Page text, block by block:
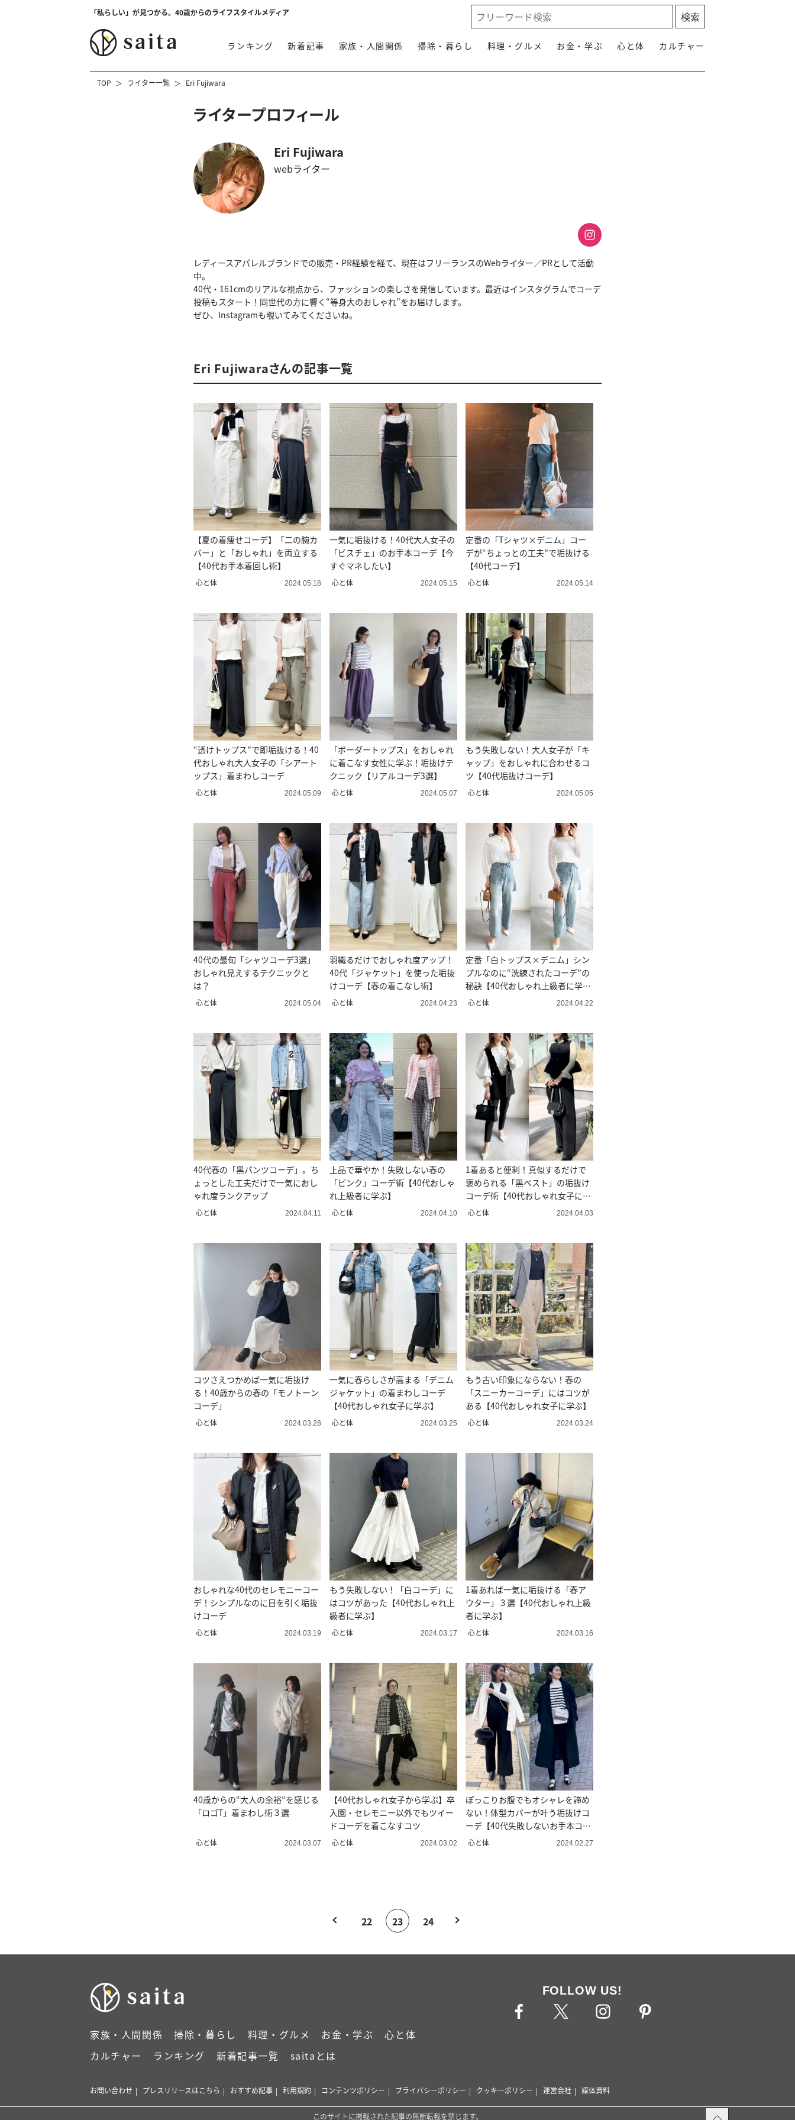
「私らしい」が見つかる。40歳からのライフスタイルメディア
ランキング 新着記事 家族・人間関係 掃除・暮らし 料理・グルメ お金・学ぶ 心と体 カルチャー
TOP ライター一覧 Eri Fujiwara
ライタープロフィール
Eri Fujiwara
webライター
レディースアパレルブランドでの販売・PR経験を経て、現在はフリーランスのWebライター／PRとして活動
中。
40代・161cmのリアルな視点から、ファッションの楽しさを発信しています。最近はインスタグラムでコーデ
投稿もスタート！同世代の方に響く“等身大のおしゃれ”をお届けします。
ぜひ、Instagramも覗いてみてくださいね。
Eri Fujiwaraさんの記事一覧
【夏の着痩せコーデ】「二の腕カ
バー」と「おしゃれ」を両立する
【40代お手本着回し術】
心と体 2024.05.18
一気に垢抜ける！40代大人女子の
「ビスチェ」のお手本コーデ【今
すぐマネしたい】
心と体 2024.05.15
定番の「Tシャツ×デニム」コー
デが“ちょっとの工夫”で垢抜ける
【40代コーデ】
心と体 2024.05.14
“透けトップス”で即垢抜ける！40
代おしゃれ大人女子の「シアート
ップス」着まわしコーデ
心と体 2024.05.09
「ボーダートップス」をおしゃれ
に着こなす女性に学ぶ！垢抜けテ
クニック【リアルコーデ3選】
心と体 2024.05.07
もう失敗しない！大人女子が「キ
ャップ」をおしゃれに合わせるコ
ツ【40代垢抜けコーデ】
心と体 2024.05.05
40代の最旬「シャツコーデ3選」
おしゃれ見えするテクニックと
は？
心と体 2024.05.04
羽織るだけでおしゃれ度アップ！
40代「ジャケット」を使った垢抜
けコーデ【春の着こなし術】
心と体 2024.04.23
定番「白トップス×デニム」シン
プルなのに“洗練されたコーデ”の
秘訣【40代おしゃれ上級者に学
ぶ】
心と体 2024.04.22
40代春の「黒パンツコーデ」。ち
ょっとした工夫だけで一気におし
ゃれ度ランクアップ
心と体 2024.04.11
上品で華やか！失敗しない春の
「ピンク」コーデ術【40代おしゃ
れ上級者に学ぶ】
心と体 2024.04.10
1着あると便利！真似するだけで
褒められる「黒ベスト」の垢抜け
コーデ術【40代おしゃれ女子に学
ぶ】
心と体 2024.04.03
コツさえつかめば一気に垢抜け
る！40歳からの春の「モノトーン
コーデ」
心と体 2024.03.28
一気に春らしさが高まる「デニム
ジャケット」の着まわしコーデ
【40代おしゃれ女子に学ぶ】
心と体 2024.03.25
もう古い印象にならない！春の
「スニーカーコーデ」にはコツが
ある【40代おしゃれ女子に学ぶ】
心と体 2024.03.24
おしゃれな40代のセレモニーコー
デ！シンプルなのに目を引く垢抜
けコーデ
心と体 2024.03.19
もう失敗しない！「白コーデ」に
はコツがあった【40代おしゃれ上
級者に学ぶ】
心と体 2024.03.17
1着あれば一気に垢抜ける「春ア
ウター」３選【40代おしゃれ上級
者に学ぶ】
心と体 2024.03.16
40歳からの“大人の余裕”を感じる
「ロゴT」着まわし術３選
心と体 2024.03.07
【40代おしゃれ女子から学ぶ】卒
入園・セレモニー以外でもツイー
ドコーデを着こなすコツ
心と体 2024.03.02
ぽっこりお腹でもオシャレを諦め
ない！体型カバーが叶う垢抜けコ
ーデ【40代失敗しないお手本コー
デ】
心と体 2024.02.27
22 23 24
家族・人間関係 掃除・暮らし 料理・グルメ お金・学ぶ
心と体
カルチャー
ランキング 新着記事一覧 saitaとは
FOLLOW US!
お問い合わせ プレスリリースはこちら おすすめ記事 利用規約 コンテンツポリシー プライバシーポリシー クッキーポリシー 運営会社 媒体資料
このサイトに掲載された記事の無断転載を禁じます。